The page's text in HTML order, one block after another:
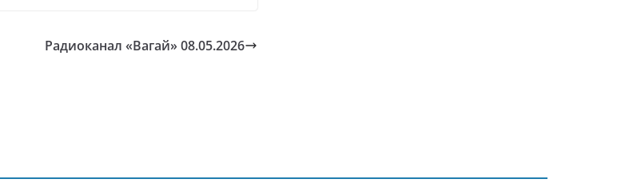
Радиоканал «Вагай» 08.05.2026